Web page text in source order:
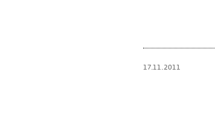
17.11.2011